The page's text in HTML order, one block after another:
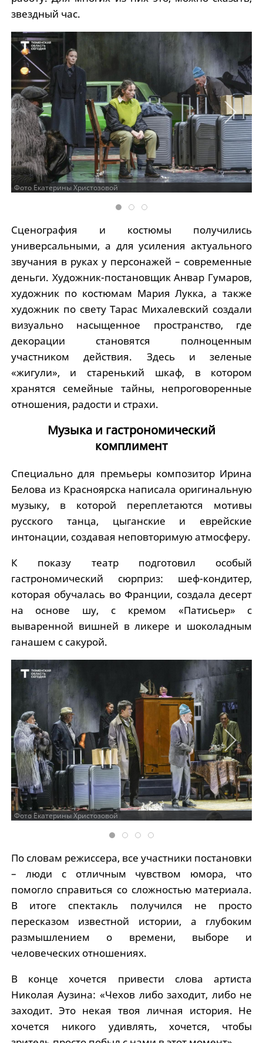
звездный час.
Фото Екатерины Христозовой
Сценография и костюмы получились
универсальными, а для усиления актуального
звучания в руках у персонажей – современные
деньги. Художник-постановщик Анвар Гумаров,
художник по костюмам Мария Лукка, а также
художник по свету Тарас Михалевский создали
визуально насыщенное пространство, где
декорации становятся полноценным
участником действия. Здесь и зеленые
«жигули», и старенький шкаф, в котором
хранятся семейные тайны, непроговоренные
отношения, радости и страхи.
Музыка и гастрономический
комплимент
Специально для премьеры композитор Ирина
Белова из Красноярска написала оригинальную
музыку, в которой переплетаются мотивы
русского танца, цыганские и еврейские
интонации, создавая неповторимую атмосферу.
К показу театр подготовил особый
гастрономический сюрприз: шеф-кондитер,
которая обучалась во Франции, создала десерт
на основе шу, с кремом «Патисьер» с
вываренной вишней в ликере и шоколадным
ганашем с сакурой.
Фото Екатерины Христозовой
По словам режиссера, все участники постановки
– люди с отличным чувством юмора, что
помогло справиться со сложностью материала.
В итоге спектакль получился не просто
пересказом известной истории, а глубоким
размышлением о времени, выборе и
человеческих отношениях.
В конце хочется привести слова артиста
Николая Аузина: «Чехов либо заходит, либо не
заходит. Это некая твоя личная история. Не
хочется никого удивлять, хочется, чтобы